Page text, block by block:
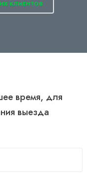
КЛИЕНТОВ
время, для
выезда